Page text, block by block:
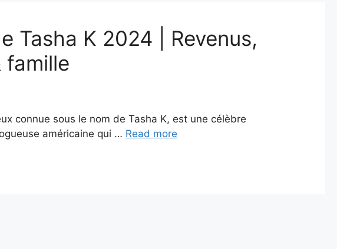
Tasha K 2024 | Revenus,
famille
connue sous le nom de Tasha K, est une célèbre
américaine qui … Read more